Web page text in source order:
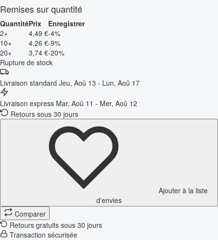
Remises sur quantité
QuantitéPrix
Enregistrer
2+
4,49 €-4%
10+
4,26 €-9%
20+
3,74 €-20%
Rupture de stock
Livraison standard Jeu, Aoû 13 - Lun, Aoû 17
Livraison express Mar, Aoû 11 - Mer, Aoû 12
Retours sous 30 jours
Ajouter à la liste
d'envies
Comparer
Retours gratuits sous 30 jours
Transaction sécurisée